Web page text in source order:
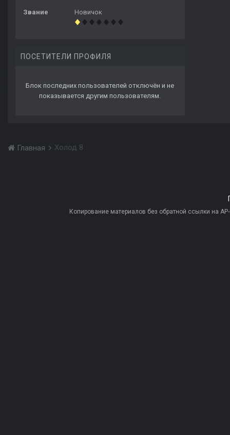
Звание Новичок
ПОСЕТИТЕЛИ ПРОФИЛЯ
Блок последних пользователей отключён и не
показывается другим пользователям.
Главная Холод 8
Копирование материалов без обратной ссылки на